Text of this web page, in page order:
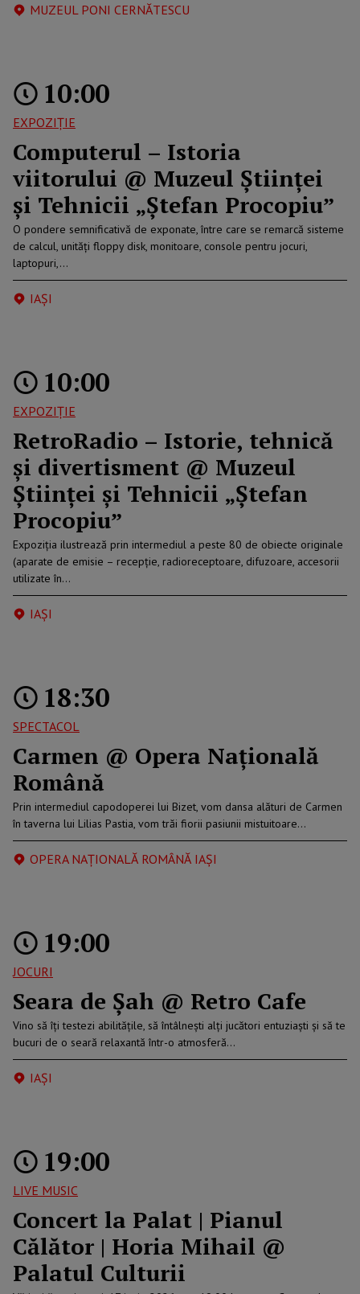
MUZEUL PONI CERNĂTESCU
10:00
EXPOZIȚIE
Computerul – Istoria
viitorului @ Muzeul Științei
și Tehnicii „Ștefan Procopiuˮ
O pondere semnificativă de exponate, între care se remarcă sisteme
de calcul, unități floppy disk, monitoare, console pentru jocuri,
laptopuri,…
IAŞI
10:00
EXPOZIȚIE
RetroRadio – Istorie, tehnică
și divertisment @ Muzeul
Științei și Tehnicii „Ștefan
Procopiuˮ
Expoziția ilustrează prin intermediul a peste 80 de obiecte originale
(aparate de emisie – recepție, radioreceptoare, difuzoare, accesorii
utilizate în…
IAŞI
18:30
SPECTACOL
Carmen @ Opera Națională
Română
Prin intermediul capodoperei lui Bizet, vom dansa alături de Carmen
în taverna lui Lilias Pastia, vom trăi fiorii pasiunii mistuitoare…
OPERA NAȚIONALĂ ROMÂNĂ IAȘI
19:00
JOCURI
Seara de Șah @ Retro Cafe
Vino să îți testezi abilitățile, să întâlnești alți jucători entuziaști și să te
bucuri de o seară relaxantă într-o atmosferă…
IAŞI
19:00
LIVE MUSIC
Concert la Palat | Pianul
Călător | Horia Mihail @
Palatul Culturii